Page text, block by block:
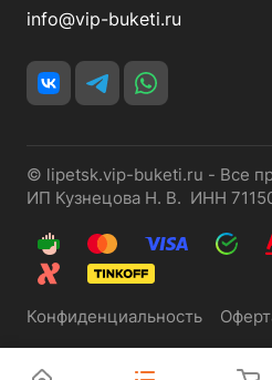
info@vip-buketi.ru
© lipetsk.vip-buketi.ru - Все
ИП Кузнецова Н. В. ИНН
Конфиденциальность